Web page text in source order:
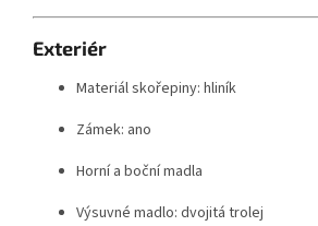
Exteriér
Materiál skořepiny: hliník
Zámek: ano
Horní a boční madla
Výsuvné madlo: dvojitá trolej